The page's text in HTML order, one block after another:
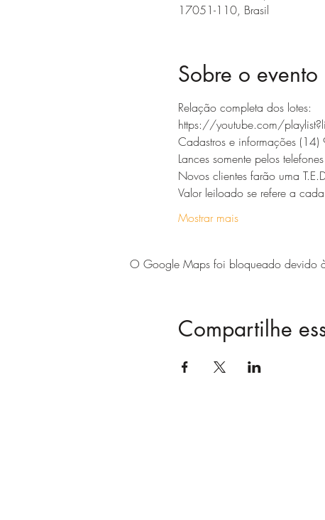
17051-110, Brasil
Sobre o evento
Relação completa dos lotes:
https://youtube.com/
Cadastros e informações
Lances somente pelos
Novos clientes farão uma
Valor leiloado se refere a
Mostrar mais
O Google Maps foi bloqueado devido
Compartilhe